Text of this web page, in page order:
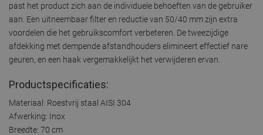
past het product zich aan de individuele behoeften van de gebruiker
aan. Een uitneembaar filter en reductie van 50/40 mm zijn extra
voordelen die het gebruikscomfort verbeteren. De tweezijdige
afdekking met dempende afstandhouders elimineert effectief nare
geuren, en een haak vergemakkelijkt het verwijderen ervan.
Productspecificaties:
Materiaal: Roestvrij staal AISI 304
Afwerking: Inox
Breedte: 70 cm